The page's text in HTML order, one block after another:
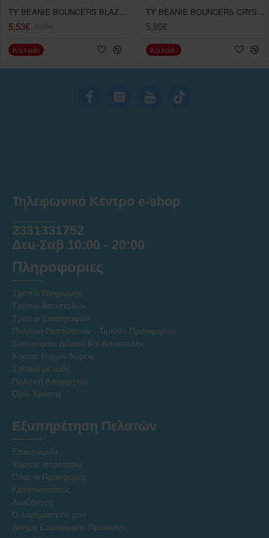
TY BEANIE BOUNCERS BLAZE ΧΝΟΥΔΩΤΟ ΜΠΑΛΑΚΙ ΠΟΥ ΑΝΑΠΗΔΑΕΙ ΑΛΕΠΟΥ ΠΟΡΤΟΚΑΛΙ
5,53€
Καλάθι
TY BEANIE BOUNCERS CRYSTAL ΧΝΟΥΔΩΤΟ ΜΠΑΛΑΚΙ ΠΟΥ ΑΝΑΠΗΔΑΕΙ ΚΑΜΠΙΑ ΡΟΖ
5,95€
Καλάθι
Τηλεφωνικό Κέντρο e-shop
2331331752
Δευ-Σαβ 10:00 - 20:00
Πληροφοριες
Τρόποι Πληρωμής
Τρόποι Αποστολών
Τρόποι Επιστροφών
Πολιτική Εκπτώσεων - Τιμών - Προσφορών
Συσκευασία Δώρου Και Αποστολής
Κάρτες Ευχών δώρου
Σχετικά με εμάς
Πολιτική Απορρήτου
Όροι Χρήσης
Εξυπηρέτηση Πελατών
Επικοινωνία
Χάρτης ιστότοπου
Όλες οι Προσφορές
Κατασκευαστές
Αναζήτηση
Ο λογαριασμός μου
Αίτημα Επιστροφής Προϊόντος